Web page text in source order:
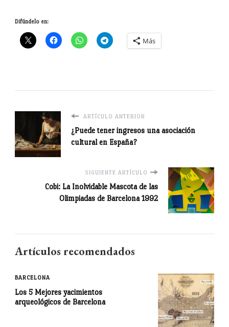
Difúndelo en:
Más
ARTÍCULO ANTERIOR
¿Puede tener ingresos una asociación
cultural en España?
SIGUIENTE ARTÍCULO
Cobi: La Inolvidable Mascota de las
Olimpiadas de Barcelona 1992
Artículos recomendados
BARCELONA
Los 5 Mejores yacimientos
arqueológicos de Barcelona